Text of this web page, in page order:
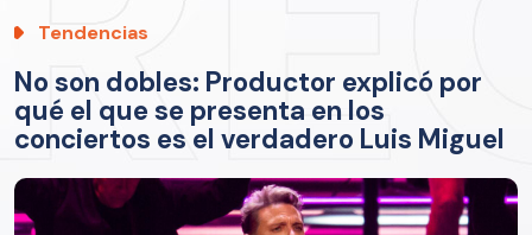
Tendencias
No son dobles: Productor explicó por
qué el que se presenta en los
conciertos es el verdadero Luis Miguel